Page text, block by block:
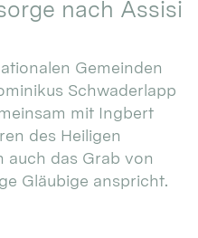
nach Assisi
Gemeinden
Schwaderlapp
mit Ingbert
des Heiligen
auch das Grab von
Gläubige anspricht.